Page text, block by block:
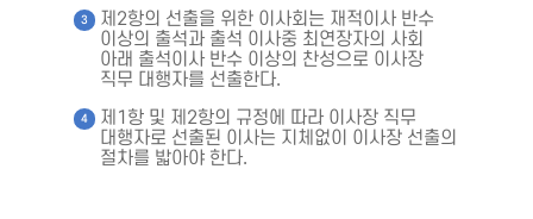
제2항의 선출을 위한 이사회는 재적이사 반수
이상의 출석과 출석 이사중 최연장자의 사회
아래 출석이사 반수 이상의 찬성으로 이사장
직무 대행자를 선출한다.
제1항 및 제2항의 규정에 따라 이사장 직무
대행자로 선출된 이사는 지체없이 이사장 선출의
절차를 밟아야 한다.